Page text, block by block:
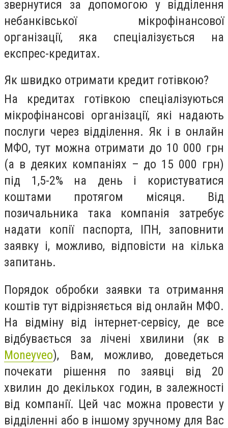
звернутися за допомогою у відділення
небанківської мікрофінансової
організації, яка спеціалізується на
експрес-кредитах.
Як швидко отримати кредит готівкою?
На кредитах готівкою спеціалізуються
мікрофінансові організації, які надають
послуги через відділення. Як і в онлайн
МФО, тут можна отримати до 10 000 грн
(а в деяких компаніях – до 15 000 грн)
під 1,5-2% на день і користуватися
коштами протягом місяця. Від
позичальника така компанія затребує
надати копії паспорта, ІПН, заповнити
заявку і, можливо, відповісти на кілька
запитань.
Порядок обробки заявки та отримання
коштів тут відрізняється від онлайн МФО.
На відміну від інтернет-сервісу, де все
відбувається за лічені хвилини (як в
Moneyveo), Вам, можливо, доведеться
почекати рішення по заявці від 20
хвилин до декількох годин, в залежності
від компанії. Цей час можна провести у
відділенні або в іншому зручному для Вас